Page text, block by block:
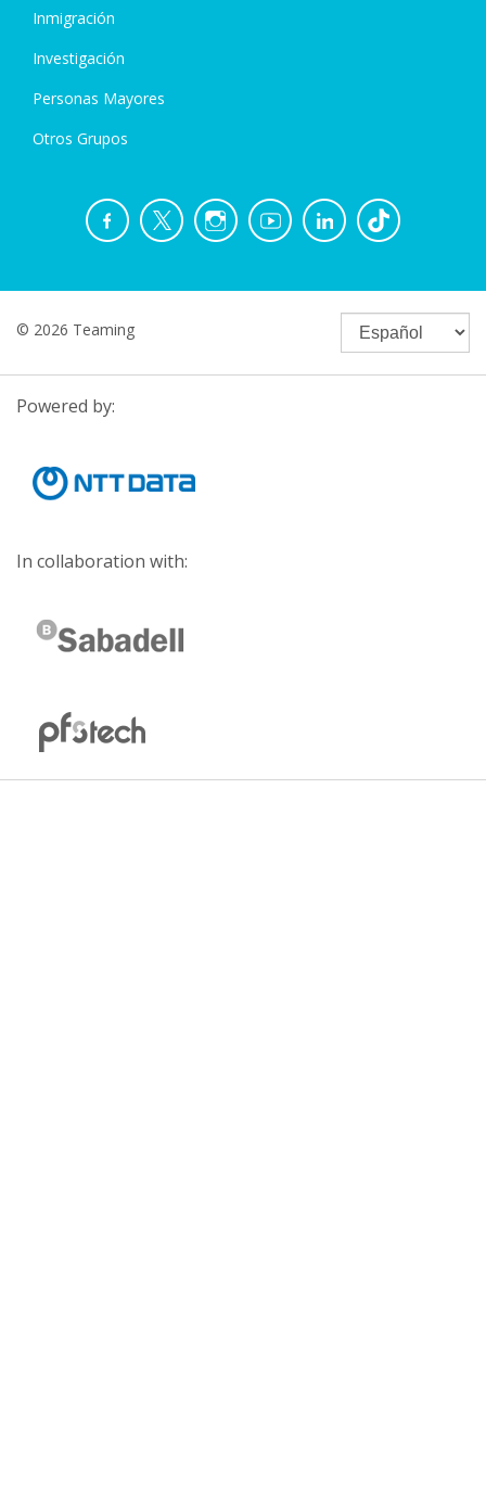
Inmigración
Investigación
Personas Mayores
Otros Grupos
© 2026 Teaming
Powered by:
In collaboration with: